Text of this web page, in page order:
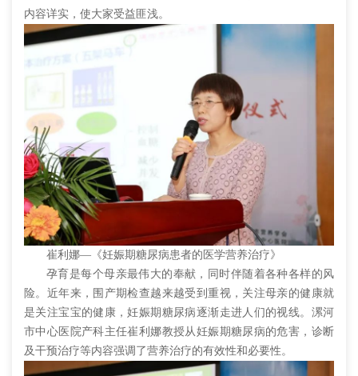
内容详实，使大家受益匪浅。
崔利娜—《妊娠期糖尿病患者的医学营养治疗》
孕育是每个母亲最伟大的奉献，同时伴随着各种各样的风
险。近年来，围产期检查越来越受到重视，关注母亲的健康就
是关注宝宝的健康，妊娠期糖尿病逐渐走进人们的视线。漯河
市中心医院产科主任崔利娜教授从妊娠期糖尿病的危害，诊断
及干预治疗等内容强调了营养治疗的有效性和必要性。